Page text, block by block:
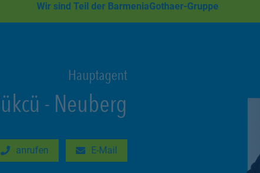
Wir sind Teil der BarmeniaGothaer-Gruppe
Hauptagent
- Neuberg
Tabanrufen E-Mail
Link Opens in New Tab